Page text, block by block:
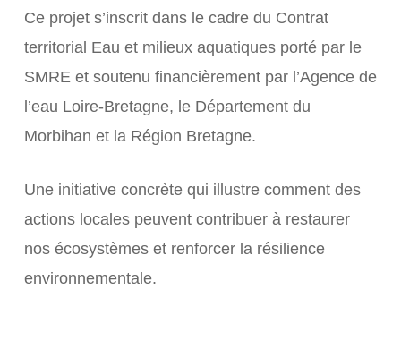
Ce projet s’inscrit dans le cadre du Contrat
territorial Eau et milieux aquatiques porté par le
SMRE et soutenu financièrement par l’Agence de
l’eau Loire-Bretagne, le Département du
Morbihan et la Région Bretagne.
Une initiative concrète qui illustre comment des
actions locales peuvent contribuer à restaurer
nos écosystèmes et renforcer la résilience
environnementale.